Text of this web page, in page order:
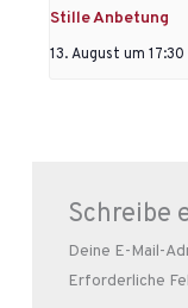
Stille Anbetung
13. August um 17:30
Schreibe
Deine E-Mail-
Erforderliche